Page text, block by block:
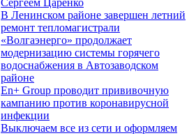
Сергеем Царенко
В Ленинском районе завершен летний
ремонт тепломагистрали
«Волгаэнерго» продолжает
модернизацию системы горячего
водоснабжения в Автозаводском
районе
En+ Group проводит прививочную
кампанию против коронавирусной
инфекции
Выключаем все из сети и оформляем